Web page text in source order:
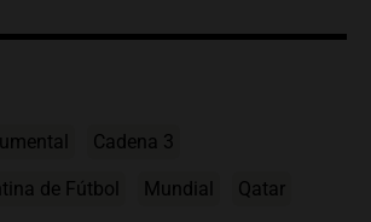
Cadena 3
de Fútbol Mundial Qatar